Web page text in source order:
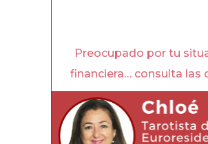
Preocupado por tu
financiera… consulta las